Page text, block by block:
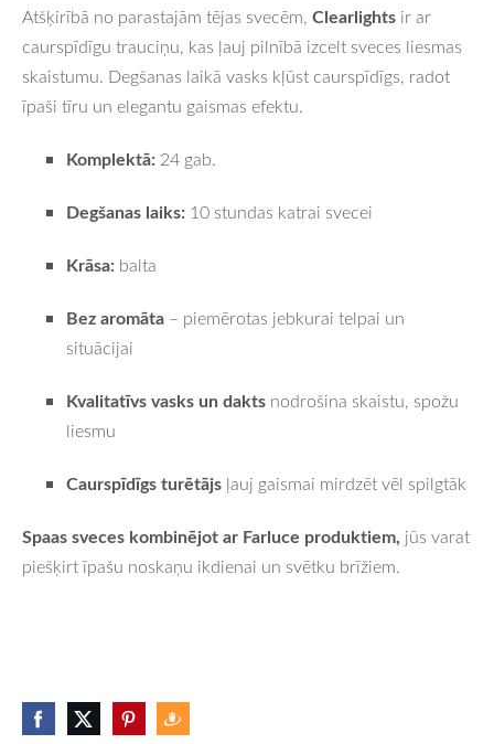
Atšķirībā no parastajām tējas svecēm, Clearlights ir ar
caurspīdīgu trauciņu, kas ļauj pilnībā izcelt sveces liesmas
skaistumu. Degšanas laikā vasks kļūst caurspīdīgs, radot
īpaši tīru un elegantu gaismas efektu.
Komplektā: 24 gab.
Degšanas laiks: 10 stundas katrai svecei
Krāsa: balta
Bez aromāta – piemērotas jebkurai telpai un
situācijai
Kvalitatīvs vasks un dakts nodrošina skaistu, spožu
liesmu
Caurspīdīgs turētājs ļauj gaismai mirdzēt vēl spilgtāk
Spaas sveces kombinējot ar Farluce produktiem, jūs varat
piešķirt īpašu noskaņu ikdienai un svētku brīžiem.